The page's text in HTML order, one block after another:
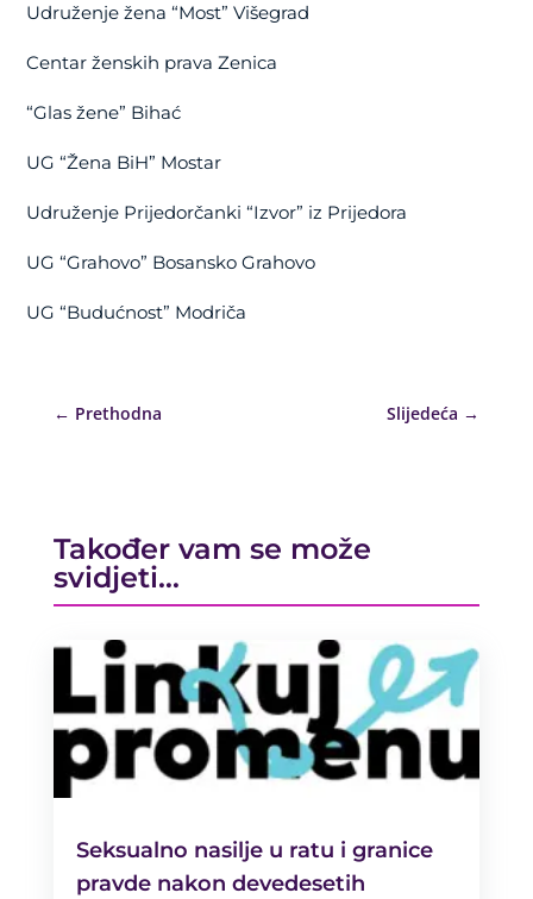
Udruženje žena “Most” Višegrad
Centar ženskih prava Zenica
“Glas žene” Bihać
UG “Žena BiH” Mostar
Udruženje Prijedorčanki “Izvor” iz Prijedora
UG “Grahovo” Bosansko Grahovo
UG “Budućnost” Modriča
← Prethodna Slijedeća →
Također vam se može
svidjeti…
Seksualno nasilje u ratu i granice
pravde nakon devedesetih